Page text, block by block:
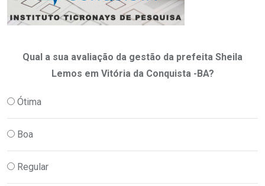
Qual a sua avaliação da gestão da prefeita Sheila
Lemos em Vitória da Conquista -BA?
Ótima
Boa
Regular